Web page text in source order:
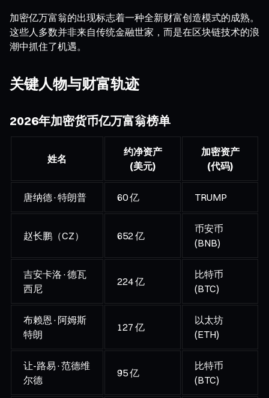
加密亿万富翁的出现标志着一种全新财富创造模式的成熟。
这些人多数并非来自传统金融世家，而是在区块链技术的浪
潮中抓住了机遇。
关键人物与财富轨迹
2026年加密货币亿万富翁榜单
姓名
约净资产
(美元)
加密资产
(代码)
唐纳德·特朗普 60 亿 TRUMP
赵长鹏（CZ） 652 亿
币安币
(BNB)
吉安卡洛·德瓦
西尼
224 亿
比特币
(BTC)
布赖恩·阿姆斯
特朗
127 亿
以太坊
(ETH)
让-路易·范德维
尔德
95 亿
比特币
(BTC)